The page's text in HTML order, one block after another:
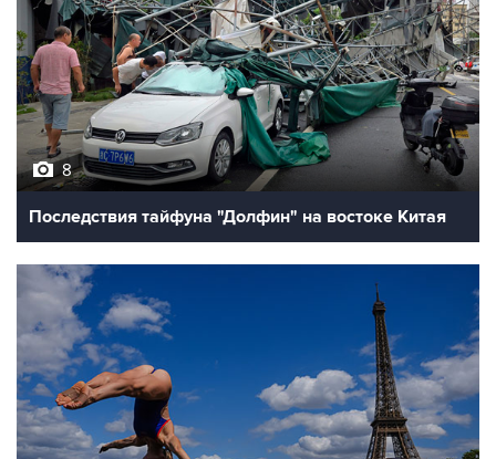
8
Последствия тайфуна "Долфин" на востоке Китая